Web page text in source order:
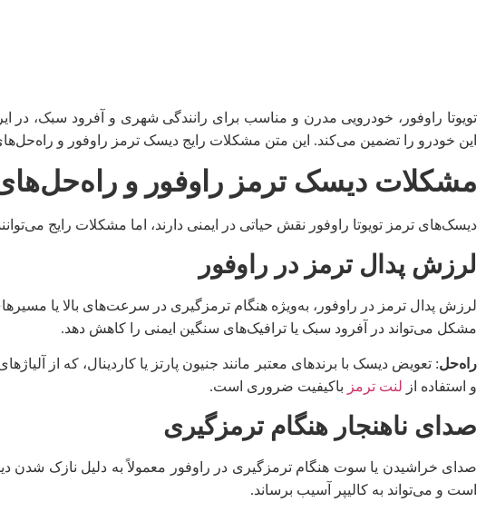
تویوتا راوفور، خودرویی مدرن و مناسب برای رانندگی شهری و آفرود سبک،
این خودرو را تضمین می‌کند. این متن مشکلات رایج دیسک ترمز راوفور و
مشکلات دیسک ترمز راوفور و
دیسک‌های ترمز تویوتا راوفور نقش حیاتی در ایمنی دارند، اما مشکلات رایج
لرزش پدال ترمز در راوفور
لرزش پدال ترمز در راوفور، به‌ویژه هنگام ترمزگیری در سرعت‌های بالا یا
مشکل می‌تواند در آفرود سبک یا ترافیک‌های سنگین ایمنی را کاهش دهد.
راه‌حل
و استفاده از لنت ترمز باکیفیت ضروری است.
صدای ناهنجار هنگام ترمزگیری
صدای خراشیدن یا سوت هنگام ترمزگیری در راوفور معمولاً به دلیل نازک شدن
است و می‌تواند به کالیپر آسیب برساند.